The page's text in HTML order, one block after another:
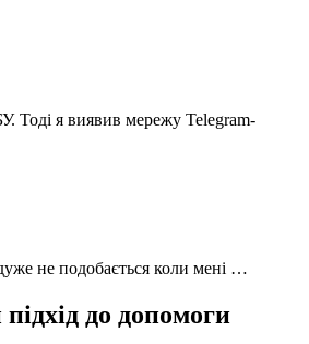
Тоді я виявив мережу Telegram-
не подобається коли мені …
до допомоги